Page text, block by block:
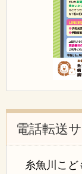
電話転送
糸魚川こ